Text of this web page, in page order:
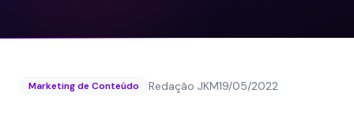
Marketing de Conteúdo Redação JKM19/05/2022